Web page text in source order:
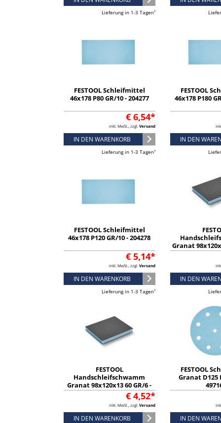
Lieferung in 1-3 Tagen¹
FESTOOL Schleifmittel
46x178 P80 GR/10 - 204277
€ 6,54*
inkl. MwSt., zzgl. Versand
IN DEN WARENKORB
Lieferung in 1-3 Tagen¹
FESTOOL
46x178 P180
IN DEN
FESTOOL Schleifmittel
46x178 P120 GR/10 - 204278
€ 5,14*
inkl. MwSt., zzgl. Versand
IN DEN WARENKORB
Lieferung in 1-3 Tagen¹
Granat
IN DEN
FESTOOL
Handschleifschwamm
Granat 98x120x13 60 GR/6 -
201112
€ 4,52*
inkl. MwSt., zzgl. Versand
IN DEN WARENKORB
FESTOOL
Granat D125
IN DEN